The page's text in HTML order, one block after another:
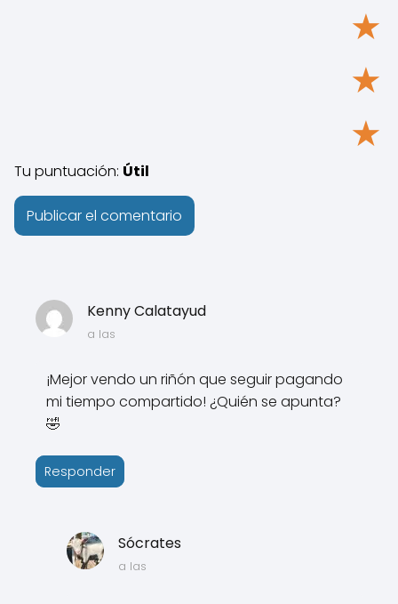
Kenny Calatayud
a las
¡Mejor vendo un riñón que seguir pagando
mi tiempo compartido! ¿Quién se apunta?
🤣
Responder
Sócrates
a las
★
★
★
Tu puntuación: Útil